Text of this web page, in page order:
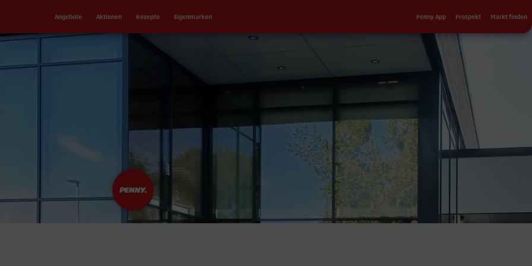
Angebote Aktionen Rezepte Eigenmarken Sekundärnavigation
Penny App Prospekt Markt finden